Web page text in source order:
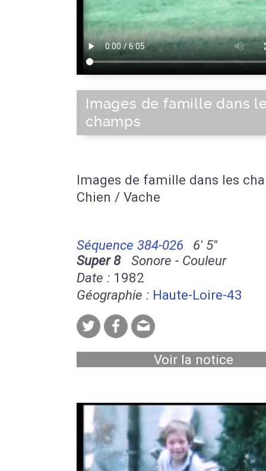
Images de famille dans
champs
Images de famille dans les
Chien / Vache
Séquence 384-026
6' 5''
Super 8Sonore - Couleur
Date : 1982
Géographie : Haute-Loire-43
Voir la notice